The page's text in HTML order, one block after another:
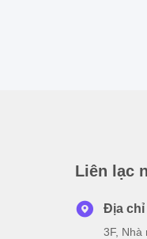
Liên lạc
Địa chỉ
3F, Nhà